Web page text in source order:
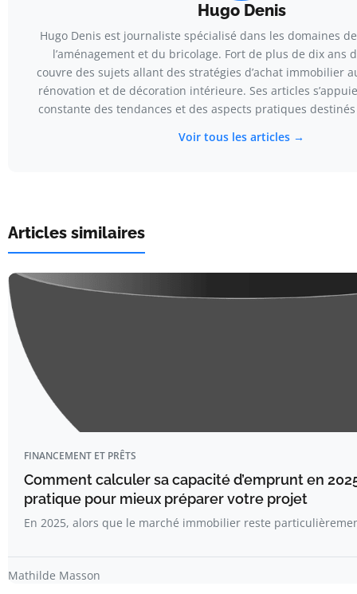
Hugo Denis
Hugo Denis est journaliste spécialisé dans les domaines
l’aménagement et du bricolage. Fort de plus de dix ans
couvre des sujets allant des stratégies d’achat immobilier
rénovation et de décoration intérieure. Ses articles
constante des tendances et des aspects pratiques
Voir tous les articles →
Articles similaires
FINANCEMENT ET PRÊTS
Comment calculer sa capacité d’emprunt en
pratique pour mieux préparer votre projet
En 2025, alors que le marché immobilier reste
Mathilde Masson